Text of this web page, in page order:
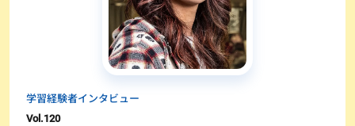
学習経験者インタビュー
Vol.120